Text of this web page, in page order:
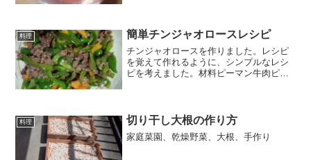
ほど（5〜10...
料理 簡単チンジャオロースレシピ
チンジャオロースを作りました。レシピ
を覚えて作れるように、シンプルなレシ
ピを考えました。材料ピーマン牛肉ピー
スターソース鶏ガ...
料理 切り干し大根の作り方
家庭菜園、乾燥野菜、大根、手作り